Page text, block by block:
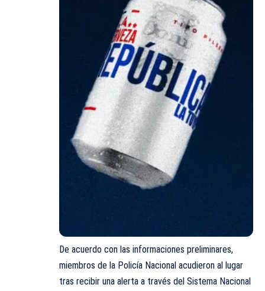
De acuerdo con las informaciones preliminares,
miembros de la Policía Nacional acudieron al lugar
tras recibir una alerta a través del Sistema Nacional